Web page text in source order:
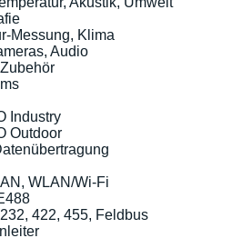
Messung, Klima
Audio
Industry
Outdoor
WLAN/Wi-Fi
422, 455, Feldbus